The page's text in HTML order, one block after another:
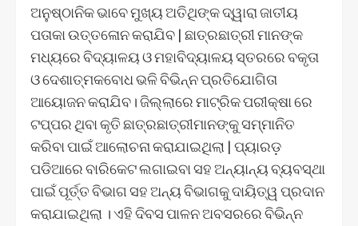
ଅନୁଷ୍ଠାନିକ ଭାବେ ମୁଖ୍ୟ ଅତିଥିଙ୍କ ଦ୍ୱାରା ଜାତୀୟ
ପତାକା ଉତ୍ତଳୋନ କରାଯିବ | ଛାତ୍ରଛାତ୍ରୀ ମାନଙ୍କ
ମଧ୍ୟରେ ବିଦ୍ୟାଳୟ ଓ ମହାବିଦ୍ୟାଳୟ ସ୍ତରରେ ବକୃତା
ଓ ଦେଶାତ୍ମକବୋଧ ଭଳି ବିଭିନ୍ନ ପ୍ରତିଯୋଗିତା
ଆୟୋଜନ କରାଯିବ। ଜିଲ୍ଲାରେ ମାଟ୍ରିକ ପରୀକ୍ଷା ରେ
ଟପ୍ପର ଥିବା କୃତି ଛାତ୍ରଛାତ୍ରୀମାନଙ୍କୁ ସମ୍ମାନିତ
କରିବା ପାଇଁ ଆଲୋଚନା କରାଯାଇଥିଲା | ପ୍ୟାରଡ଼
ପଡିଆରେ ବାରିକେଟ ଲଗାଇବା ସହ ଅନ୍ୟାନ୍ୟ ବ୍ୟବସ୍ଥା
ପାଇଁ ପୂର୍ତ୍ତ ବିଭାଗ ସହ ଅନ୍ୟ ବିଭାଗକୁ ଦାୟିତ୍ୱ ପ୍ରଦାନ
କରାଯାଇଥିଲା । ଏହି ଦିବସ ପାଳନ ଅବସରରେ ବିଭିନ୍ନ